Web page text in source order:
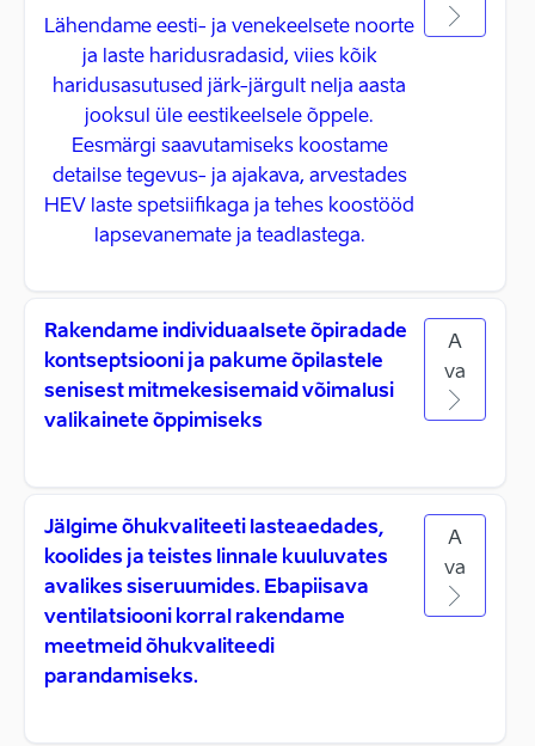
Lähendame eesti- ja venekeelsete noorte
ja laste haridusradasid, viies kõik
haridusasutused järk-järgult nelja aasta
jooksul üle eestikeelsele õppele.
Eesmärgi saavutamiseks koostame
detailse tegevus- ja ajakava, arvestades
HEV laste spetsiifikaga ja tehes koostööd
lapsevanemate ja teadlastega.
Rakendame individuaalsete õpiradade
kontseptsiooni ja pakume õpilastele
senisest mitmekesisemaid võimalusi
valikainete õppimiseks
A
va
Jälgime õhukvaliteeti lasteaedades,
koolides ja teistes linnale kuuluvates
avalikes siseruumides. Ebapiisava
ventilatsiooni korral rakendame
meetmeid õhukvaliteedi
parandamiseks.
A
va